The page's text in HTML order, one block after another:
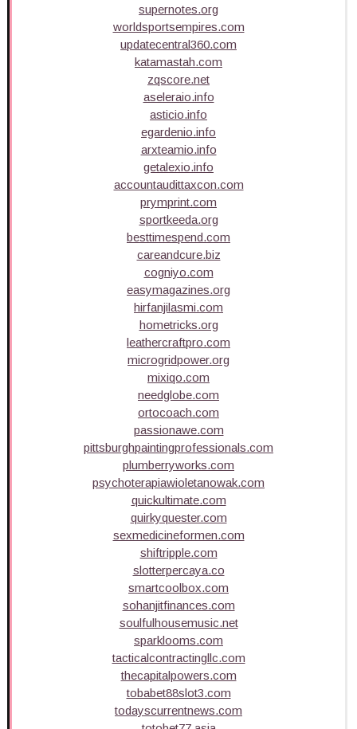
supernotes.org
worldsportsempires.com
updatecentral360.com
katamastah.com
zqscore.net
aseleraio.info
asticio.info
egardenio.info
arxteamio.info
getalexio.info
accountaudittaxcon.com
prymprint.com
sportkeeda.org
besttimespend.com
careandcure.biz
cogniyo.com
easymagazines.org
hirfanjilasmi.com
hometricks.org
leathercraftpro.com
microgridpower.org
mixiqo.com
needglobe.com
ortocoach.com
passionawe.com
pittsburghpaintingprofessionals.com
plumberryworks.com
psychoterapiawioletanowak.com
quickultimate.com
quirkyquester.com
sexmedicineformen.com
shiftripple.com
slotterpercaya.co
smartcoolbox.com
sohanjitfinances.com
soulfulhousemusic.net
sparklooms.com
tacticalcontractingllc.com
thecapitalpowers.com
tobabet88slot3.com
todayscurrentnews.com